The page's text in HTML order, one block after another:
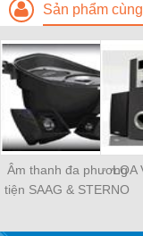
Sản phẩm
Âm thanh đa phương
tiện SAAG & STERNO
LOA